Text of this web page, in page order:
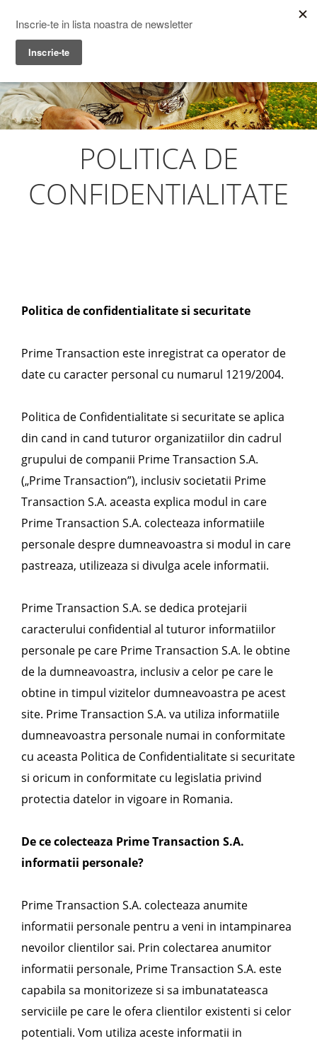
Menu
Prime Transaction
POLITICA DE
CONFIDENTIALITATE
Politica de confidentialitate si securitate
Prime Transaction este inregistrat ca operator de
date cu caracter personal cu numarul 1219/2004.
Politica de Confidentialitate si securitate se aplica
din cand in cand tuturor organizatiilor din cadrul
grupului de companii Prime Transaction S.A.
(„Prime Transaction”), inclusiv societatii Prime
Transaction S.A. aceasta explica modul in care
Prime Transaction S.A. colecteaza informatiile
personale despre dumneavoastra si modul in care
pastreaza, utilizeaza si divulga acele informatii.
Prime Transaction S.A. se dedica protejarii
caracterului confidential al tuturor informatiilor
personale pe care Prime Transaction S.A. le obtine
de la dumneavoastra, inclusiv a celor pe care le
obtine in timpul vizitelor dumneavoastra pe acest
site. Prime Transaction S.A. va utiliza informatiile
dumneavoastra personale numai in conformitate
cu aceasta Politica de Confidentialitate si securitate
si oricum in conformitate cu legislatia privind
protectia datelor in vigoare in Romania.
De ce colecteaza Prime Transaction S.A.
informatii personale?
Prime Transaction S.A. colecteaza anumite
informatii personale pentru a veni in intampinarea
nevoilor clientilor sai. Prin colectarea anumitor
informatii personale, Prime Transaction S.A. este
capabila sa monitorizeze si sa imbunatateasca
serviciile pe care le ofera clientilor existenti si celor
potentiali. Vom utiliza aceste informatii in